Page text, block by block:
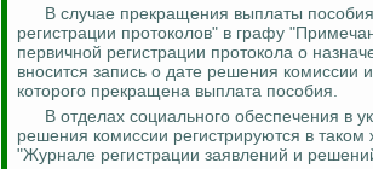
В случае прекращения выплаты
регистрации протоколов" в графу
первичной регистрации протокола о
вносится запись о дате решения комиссии
которого прекращена выплата пособия.
В отделах социального обеспечения в
решения комиссии регистрируются в таком
"Журнале регистрации заявлений и